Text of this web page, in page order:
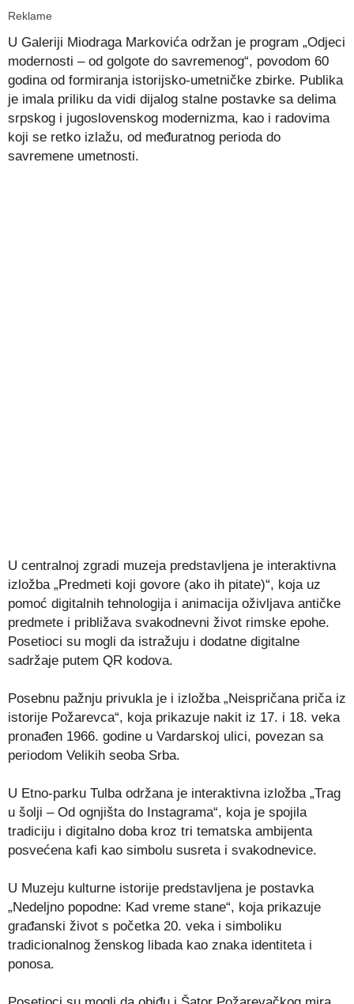
Reklame
U Galeriji Miodraga Markovića održan je program „Odjeci
modernosti – od golgote do savremenog“, povodom 60
godina od formiranja istorijsko-umetničke zbirke. Publika
je imala priliku da vidi dijalog stalne postavke sa delima
srpskog i jugoslovenskog modernizma, kao i radovima
koji se retko izlažu, od međuratnog perioda do
savremene umetnosti.
U centralnoj zgradi muzeja predstavljena je interaktivna
izložba „Predmeti koji govore (ako ih pitate)“, koja uz
pomoć digitalnih tehnologija i animacija oživljava antičke
predmete i približava svakodnevni život rimske epohe.
Posetioci su mogli da istražuju i dodatne digitalne
sadržaje putem QR kodova.
Posebnu pažnju privukla je i izložba „Neispričana priča iz
istorije Požarevca“, koja prikazuje nakit iz 17. i 18. veka
pronađen 1966. godine u Vardarskoj ulici, povezan sa
periodom Velikih seoba Srba.
U Etno-parku Tulba održana je interaktivna izložba „Trag
u šolji – Od ognjišta do Instagrama“, koja je spojila
tradiciju i digitalno doba kroz tri tematska ambijenta
posvećena kafi kao simbolu susreta i svakodnevice.
U Muzeju kulturne istorije predstavljena je postavka
„Nedeljno popodne: Kad vreme stane“, koja prikazuje
građanski život s početka 20. veka i simboliku
tradicionalnog ženskog libada kao znaka identiteta i
ponosa.